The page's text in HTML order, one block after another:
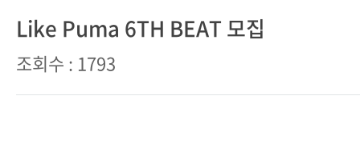
Like Puma 6TH BEAT 모집
조회수 : 1793